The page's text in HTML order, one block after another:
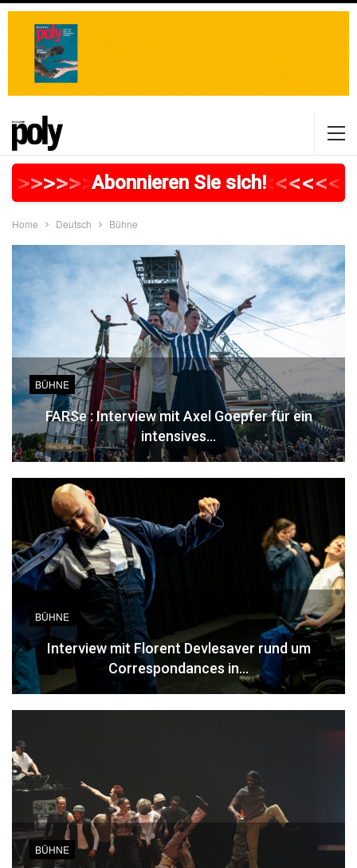
>>>>>>>>>>>> >>>>>
Abonnieren Sie sich! <<<<<<
Home Deutsch Bühne
BÜHNE
FARSe : Interview mit Axel Goepfer für ein
intensives…
BÜHNE
Interview mit Florent Devlesaver rund um
Correspondances in…
BÜHNE